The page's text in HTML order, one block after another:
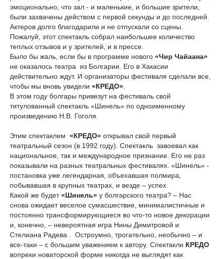
эмоционально, что зал - и маленькие, и большие зрители,
были захвачены действом с первой секунды и до последней.
Актеров долго благодарили и не отпускали со сцены.
Пожалуй, этот спектакль собрал наибольшее количество
теплых отзывов и у зрителей, и в прессе.
Было бы жаль, если бы в программе нового «Чир Чайаана»
не оказалось театра из Болгарии. Его в Хакасии
действительно ждут. И организаторы фестиваля сделали все,
чтобы мы вновь увидели «КРЕДО»
В этом году болгары привезут на фестиваль свой
титулованный спектакль «Шинель» по одноименному
произведению Н.В. Гоголя.
Этим спектаклем «КРЕДО» открывал свой первый
театральный сезон (в 1992 году). Спектакль завоевал как
национальное, так и международное признание. Его не раз
показывали на разных театральных фестивалях. «Шинель» -
постановка уже легендарная, объехавшая полмира,
побывавшая в крупных театрах, и везде – успех.
Какой же будет«Шинель» у болгарского театра? – Нас
снова ожидает веселое сумасшествие, минималистичные и
постоянно трансформирующиеся во что-то новое декорации
и, конечно, – невероятная игра Нины Димитровой и
Стелиана Радева . Остроумно, трогательно, необычно – и
все-таки – с большим уважением к автору. Спектакли КРЕДО
вопреки новаторской форме никогда не выглядят как